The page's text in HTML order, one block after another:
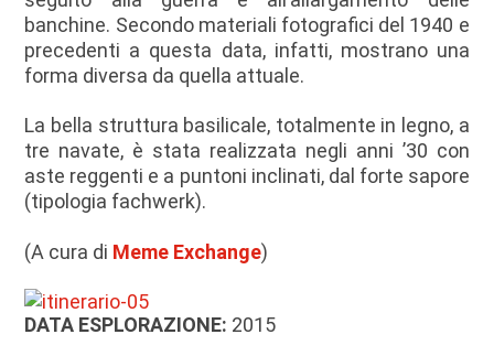
banchine. Secondo materiali fotografici del 1940 e
precedenti a questa data, infatti, mostrano una
forma diversa da quella attuale.
La bella struttura basilicale, totalmente in legno, a
tre navate, è stata realizzata negli anni ’30 con
aste reggenti e a puntoni inclinati, dal forte sapore
(tipologia fachwerk).
(A cura di Meme Exchange)
DATA ESPLORAZIONE: 2015